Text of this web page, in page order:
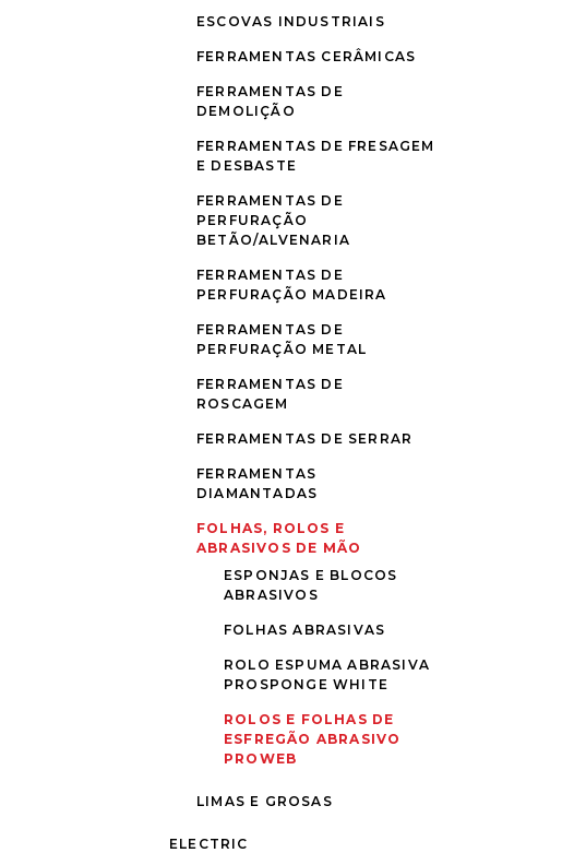
ESCOVAS INDUSTRIAIS
FERRAMENTAS CERÂMICAS
FERRAMENTAS DE
DEMOLIÇÃO
FERRAMENTAS DE FRESAGEM
E DESBASTE
FERRAMENTAS DE
PERFURAÇÃO
BETÃO/ALVENARIA
FERRAMENTAS DE
PERFURAÇÃO MADEIRA
FERRAMENTAS DE
PERFURAÇÃO METAL
FERRAMENTAS DE
ROSCAGEM
FERRAMENTAS DE SERRAR
FERRAMENTAS
DIAMANTADAS
FOLHAS, ROLOS E
ABRASIVOS DE MÃO
ESPONJAS E BLOCOS
ABRASIVOS
FOLHAS ABRASIVAS
ROLO ESPUMA ABRASIVA
PROSPONGE WHITE
ROLOS E FOLHAS DE
ESFREGÃO ABRASIVO
PROWEB
LIMAS E GROSAS
ELECTRIC